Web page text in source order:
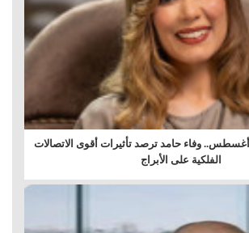
من 27 يوليو إلى 2 أغسطس.. وفاء حامد ترصد تأثيرات أقوى الاتصالات
الفلكية على الأبراج